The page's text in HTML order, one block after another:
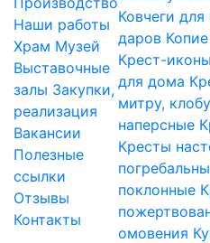
Наши работы
Храм Музей
Выставочные
залы Закупки,
реализация
Вакансии
Полезные
ссылки
Отзывы
Контакты
Ковчеги
даров Копие
Крест-
для дома
митру,
наперсные
Кресты
поклонные
омовения